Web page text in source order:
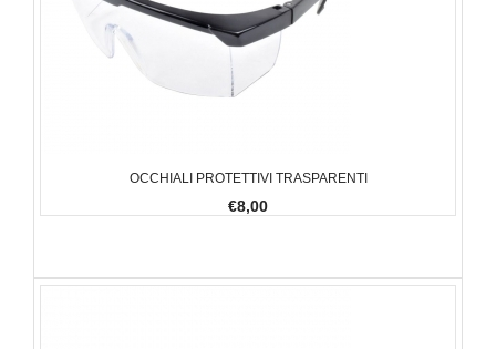
OCCHIALI PROTETTIVI TRASPARENTI
€8,00